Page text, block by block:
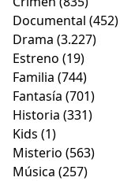
Documental (452)
Drama (3.227)
Estreno (19)
Familia (744)
Fantasía (701)
Historia (331)
Kids (1)
Misterio (563)
Música (257)